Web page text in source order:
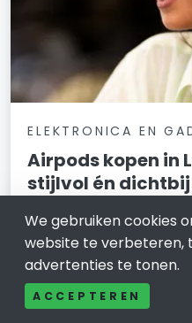
ELEKTRONICA EN
Airpods kopen in
stijlvol én
30 juni 2025
Ze zijn haast niet meer
straatbeeld: de draadloze
een wandeling in het
het station of gewoon in
We gebruiken cookies
website te verbeteren,
advertenties te tonen.
ACCEPTEREN